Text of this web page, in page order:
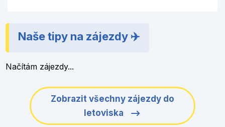
Naše tipy na zájezdy ✈️
Načítám zájezdy...
Zobrazit všechny zájezdy do
letoviska